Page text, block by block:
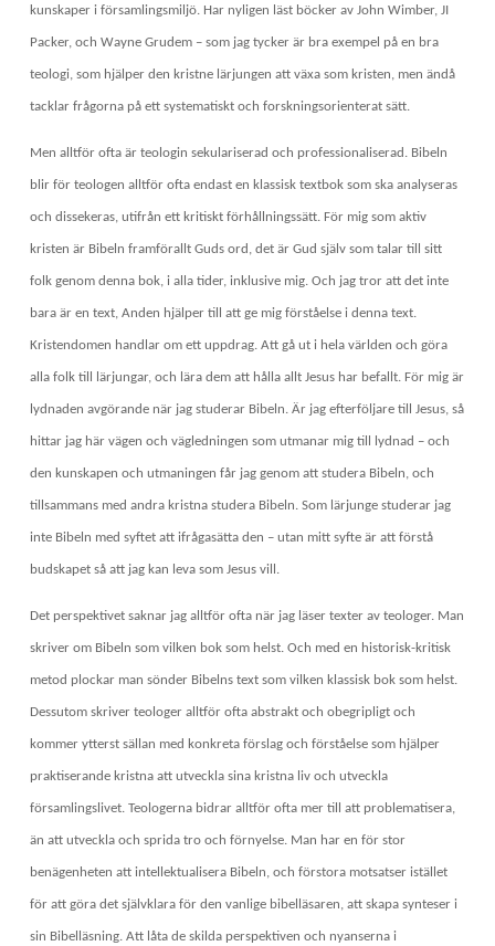
kunskaper i församlingsmiljö. Har nyligen läst böcker av John Wimber, JI
Packer, och Wayne Grudem – som jag tycker är bra exempel på en bra
teologi, som hjälper den kristne lärjungen att växa som kristen, men ändå
tacklar frågorna på ett systematiskt och forskningsorienterat sätt.
Men alltför ofta är teologin sekulariserad och professionaliserad. Bibeln
blir för teologen alltför ofta endast en klassisk textbok som ska analyseras
och dissekeras, utifrån ett kritiskt förhållningssätt. För mig som aktiv
kristen är Bibeln framförallt Guds ord, det är Gud själv som talar till sitt
folk genom denna bok, i alla tider, inklusive mig. Och jag tror att det inte
bara är en text, Anden hjälper till att ge mig förståelse i denna text.
Kristendomen handlar om ett uppdrag. Att gå ut i hela världen och göra
alla folk till lärjungar, och lära dem att hålla allt Jesus har befallt. För mig är
lydnaden avgörande när jag studerar Bibeln. Är jag efterföljare till Jesus, så
hittar jag här vägen och vägledningen som utmanar mig till lydnad – och
den kunskapen och utmaningen får jag genom att studera Bibeln, och
tillsammans med andra kristna studera Bibeln. Som lärjunge studerar jag
inte Bibeln med syftet att ifrågasätta den – utan mitt syfte är att förstå
budskapet så att jag kan leva som Jesus vill.
Det perspektivet saknar jag alltför ofta när jag läser texter av teologer. Man
skriver om Bibeln som vilken bok som helst. Och med en historisk-kritisk
metod plockar man sönder Bibelns text som vilken klassisk bok som helst.
Dessutom skriver teologer alltför ofta abstrakt och obegripligt och
kommer ytterst sällan med konkreta förslag och förståelse som hjälper
praktiserande kristna att utveckla sina kristna liv och utveckla
församlingslivet. Teologerna bidrar alltför ofta mer till att problematisera,
än att utveckla och sprida tro och förnyelse. Man har en för stor
benägenheten att intellektualisera Bibeln, och förstora motsatser istället
för att göra det självklara för den vanlige bibelläsaren, att skapa synteser i
sin Bibelläsning. Att låta de skilda perspektiven och nyanserna i